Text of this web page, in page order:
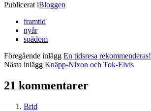
Publicerat iBloggen
framtid
nyår
spådom
Föregående inlägg En tidsresa rekommenderas!
Nästa inlägg Knäpp-Nixon och Tok-Elvis
21 kommentarer
Brid